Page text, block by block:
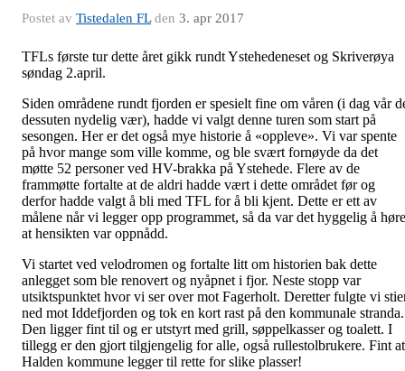
Postet av Tistedalen FLden 3. apr 2017
TFLs første tur dette året gikk rundt Ystehedeneset og Skriverøya
søndag 2.april.
Siden områdene rundt fjorden er spesielt fine om våren (i dag vår
dessuten nydelig vær), hadde vi valgt denne turen som start på
sesongen. Her er det også mye historie å «oppleve». Vi var spente
på hvor mange som ville komme, og ble svært fornøyde da det
møtte 52 personer ved HV-brakka på Ystehede. Flere av de
frammøtte fortalte at de aldri hadde vært i dette området før og
derfor hadde valgt å bli med TFL for å bli kjent. Dette er ett av
målene når vi legger opp programmet, så da var det hyggelig å høre
at hensikten var oppnådd.
Vi startet ved velodromen og fortalte litt om historien bak dette
anlegget som ble renovert og nyåpnet i fjor. Neste stopp var
utsiktspunktet hvor vi ser over mot Fagerholt. Deretter fulgte vi
ned mot Iddefjorden og tok en kort rast på den kommunale stranda.
Den ligger fint til og er utstyrt med grill, søppelkasser og toalett. I
tillegg er den gjort tilgjengelig for alle, også rullestolbrukere. Fint at
Halden kommune legger til rette for slike plasser!